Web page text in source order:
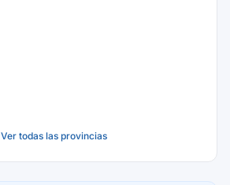
Ver todas las provincias